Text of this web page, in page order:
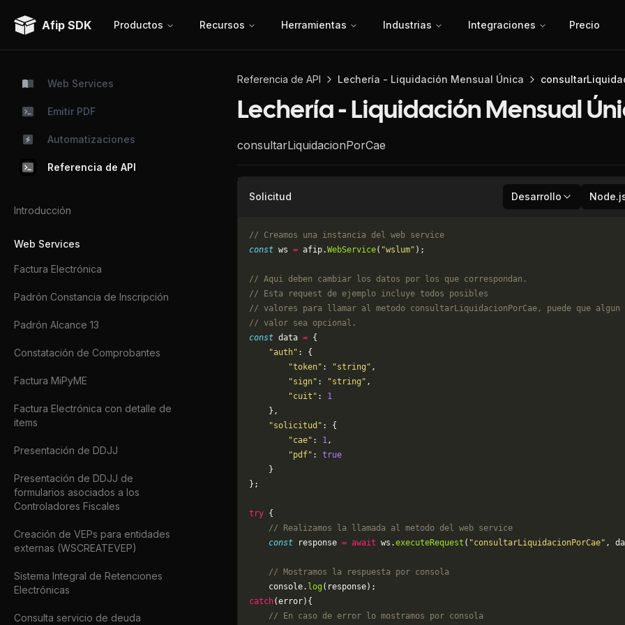
Afip SDK Productos Recursos Herramientas Industrias Integraciones Precio
Web Services
Emitir PDF
Automatizaciones
Referencia de API
Introducción
Web Services
Factura Electrónica
Padrón Constancia de Inscripción
Padrón Alcance 13
Constatación de Comprobantes
Factura MiPyME
Factura Electrónica con detalle de
items
Presentación de DDJJ
Presentación de DDJJ de
formularios asociados a los
Controladores Fiscales
Creación de VEPs para entidades
externas (WSCREATEVEP)
Sistema Integral de Retenciones
Electrónicas
Consulta servicio de deuda
Referencia de API Lechería - Liquidación Mensual Única
Lechería - Liquidación Mensual
consultarLiquidacionPorCae
Solicitud Desarrollo
// Creamos una instancia del web service
const ws = afip.WebService( "wslum" );
// Aqui deben cambiar los datos por los que correspondan.
// Esta request de ejemplo incluye todos posibles
// valores para llamar al metodo consultarLiquidacionPorCae, puede que algun
// valor sea opcional.
const data = {
    "auth"
: {
        "token"
: "string" ,
        "sign"
: "string" ,
        "cuit"
: 1
    },
    "solicitud"
: {
        "cae"
: 1,
        "pdf"
: true
    }
};
try {
    // Realizamos la llamada al metodo del web service
    const
response = await ws.executeRequest ( "consultarLiquidacionPorCae" ,
    // Mostramos la respuesta por consola
    console.
log (response);
catch(error){
    // En caso de error lo mostramos por consola